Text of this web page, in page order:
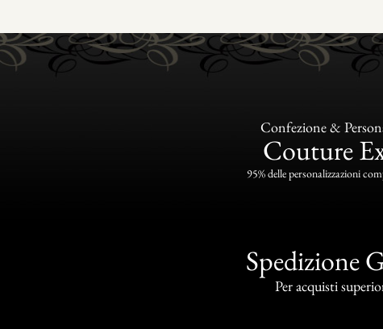
Confezione &
Couture
95% delle personalizzazioni
Spedizione
Per acquisti